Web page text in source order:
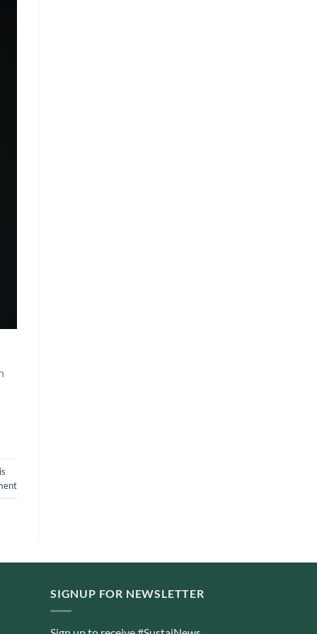
SIGNUP FOR NEWSLETTER